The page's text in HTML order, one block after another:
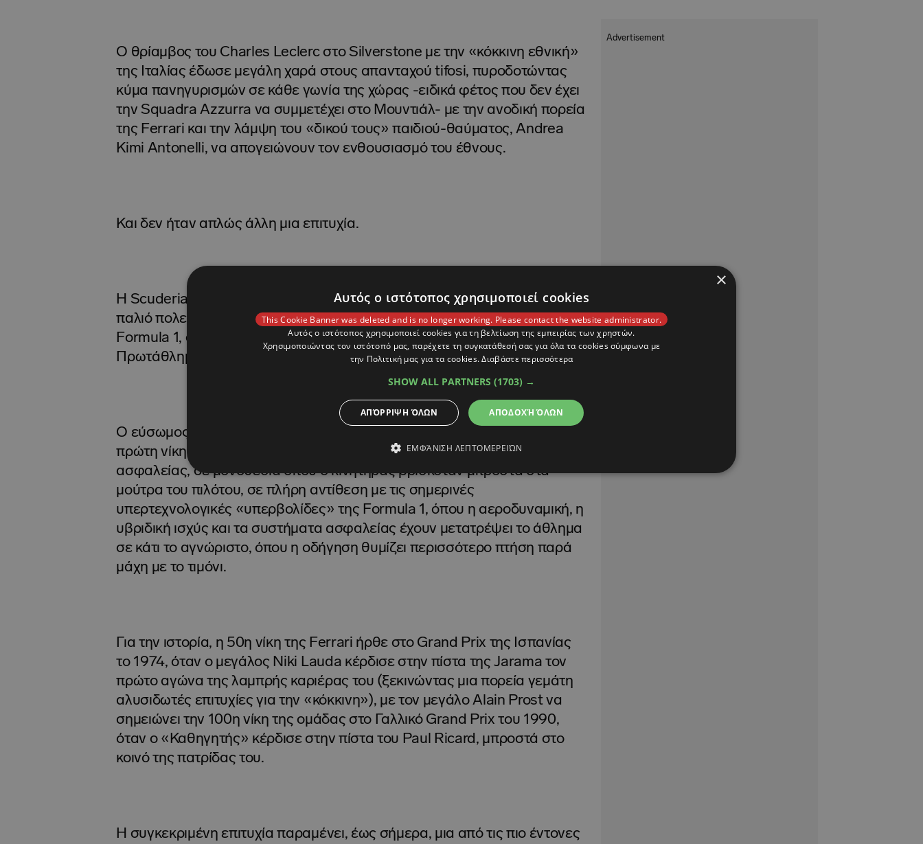
Ο θρίαμβος του Charles Leclerc στο Silverstone με την «κόκκινη εθνική»
της Ιταλίας έδωσε μεγάλη χαρά στους απανταχού tifosi, πυροδοτώντας
κύμα πανηγυρισμών σε κάθε γωνία της χώρας -ειδικά φέτος που δεν έχει
την Squadra Azzurra να συμμετέχει στο Μουντιάλ- με την ανοδική πορεία
της Ferrari και την λάμψη του «δικού τους» παιδιού-θαύματος, Andrea
Kimi Antonelli, να απογειώνουν τον ενθουσιασμό του έθνους.
Και δεν ήταν απλώς άλλη μια επιτυχία.
H Scuderia Ferrari πέτυχε, ύστερα από έναν συναρπαστικό αγώνα στο
παλιό πολεμικό αεροδρόμιο του Northamptonshire, την 250η της νίκη στη
Formula 1, στην πίστα όπου κέρδισε τον πρώτο της αγώνα στο Παγκόσμιο
Πρωτάθλημα.
Ο εύσωμος Αργεντινός Jose Froilan Gonzalez, που είχε χαρίσει εκείνη την
πρώτη νίκη το 1951, οδηγούσε με κοντομάνικη μπλούζα και χωρίς ζώνη
ασφαλείας, σε μονοθέσια όπου ο κινητήρας βρισκόταν μπροστά στα
μούτρα του πιλότου, σε πλήρη αντίθεση με τις σημερινές
υπερτεχνολογικές «υπερβολίδες» της Formula 1, όπου η αεροδυναμική, η
υβριδική ισχύς και τα συστήματα ασφαλείας έχουν μετατρέψει το άθλημα
σε κάτι το αγνώριστο, όπου η οδήγηση θυμίζει περισσότερο πτήση παρά
μάχη με το τιμόνι.
Για την ιστορία, η 50η νίκη της Ferrari ήρθε στο Grand Prix της Ισπανίας
το 1974, όταν ο μεγάλος Niki Lauda κέρδισε στην πίστα της Jarama τον
πρώτο αγώνα της λαμπρής καριέρας του (ξεκινώντας μια πορεία γεμάτη
αλυσιδωτές επιτυχίες για την «κόκκινη»), με τον μεγάλο Alain Prost να
σημειώνει την 100η νίκη της ομάδας στο Γαλλικό Grand Prix του 1990,
όταν ο «Καθηγητής» κέρδισε στην πίστα του Paul Ricard, μπροστά στο
κοινό της πατρίδας του.
Η συγκεκριμένη επιτυχία παραμένει, έως σήμερα, μια από τις πιο έντονες
×
Αυτός ο ιστότοπος χρησιμοποιεί cookies
This Cookie Banner was deleted and is no longer working. Please contact the website administrator.
Αυτός ο ιστότοπος χρησιμοποιεί cookies για τη βελτίωση της εμπειρίας των χρηστών.
Χρησιμοποιώντας τον ιστότοπό μας, παρέχετε τη συγκατάθεσή σας για όλα τα cookies σύμφωνα με
την Πολιτική μας για τα cookies.Διαβάστε περισσότερα
SHOW ALL PARTNERS (1703) →
ΑΠΟΔΟΧΉ ΌΛΩΝ
ΑΠΌΡΡΙΨΗ ΌΛΩΝ
ΕΜΦΆΝΙΣΗ ΛΕΠΤΟΜΕΡΕΙΏΝ